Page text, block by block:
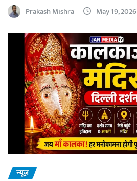
Prakash Mishra May 19, 2026
न्यूज़